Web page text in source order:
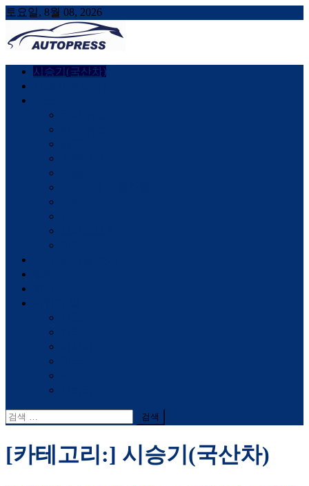
토요일, 8월 08, 2026
AUTOPRESS
오토프레스, 자동차시승기, 자동차, 시승기, 한상기
시승기(국산차)
검
색
[카테고리:] 시승기(국산차)